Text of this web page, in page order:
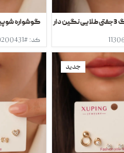
گوشواره شوپینگ 3جفتی
کد: #113060200431
جدید